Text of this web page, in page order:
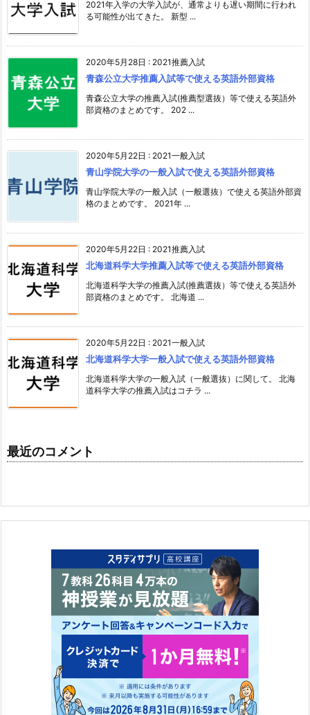
2021年入学の大学入試が、通常よりも遅い期間に行われ
る可能性が出てきた。 新型 ...
2020年5月28日 : 2021推薦入試
青森公立大学推薦入試等で使える英語外部資格
青森公立大学の推薦入試(推薦型選抜）等で使える英語外
部資格のまとめです。 202 ...
2020年5月22日 : 2021一般入試
青山学院大学の一般入試で使える英語外部資格
青山学院大学の一般入試（一般選抜）で使える英語外部資
格のまとめです。 2021年 ...
2020年5月22日 : 2021推薦入試
北海道科学大学推薦入試等で使える英語外部資格
北海道科学大学の推薦入試(推薦選抜）等で使える英語外
部資格のまとめです。 北海道 ...
2020年5月22日 : 2021一般入試
北海道科学大学一般入試で使える英語外部資格
北海道科学大学の一般入試（一般選抜）に関して。 北海
道科学大学の推薦入試はコチラ ...
最近のコメント